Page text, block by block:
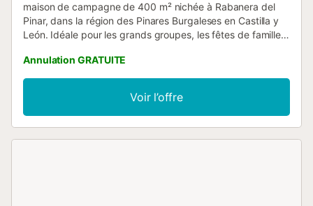
maison de campagne de 400 m² nichée à Rabanera del
Pinar, dans la région des Pinares Burgaleses en Castilla y
León. Idéale pour les grands groupes, les fêtes de famille
personnes. La maison dispose de 8 chambres spacieuses
et de 16 couchages répartis sur deux étages, avec de
généreux espaces communs comprenant une cuisine
entièrement équipée, des salons et salles à manger
confortables, et des salles de bains bien entretenues.
Annulation GRATUITE
Voir l’offre